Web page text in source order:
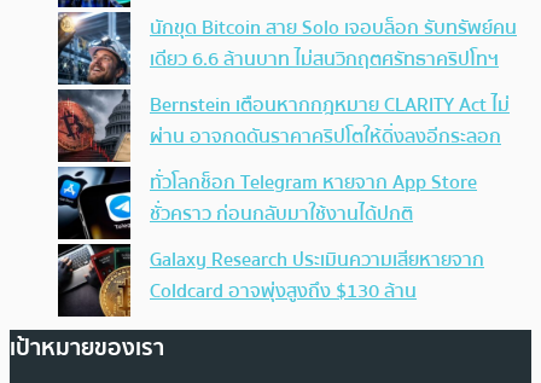
นักขุด Bitcoin สาย Solo เจอบล็อก รับทรัพย์คน
เดียว 6.6 ล้านบาท ไม่สนวิกฤตศรัทธาคริปโทฯ
Bernstein เตือนหากกฎหมาย CLARITY Act ไม่
ผ่าน อาจกดดันราคาคริปโตให้ดิ่งลงอีกระลอก
ทั่วโลกช็อก Telegram หายจาก App Store
ชั่วคราว ก่อนกลับมาใช้งานได้ปกติ
Galaxy Research ประเมินความเสียหายจาก
Coldcard อาจพุ่งสูงถึง $130 ล้าน
เป้าหมายของเรา